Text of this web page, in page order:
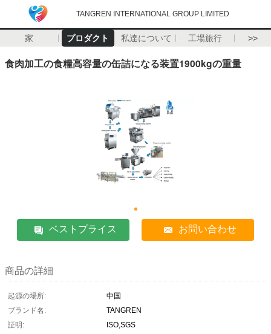
TANGREN INTERNATIONAL GROUP LIMITED
家 プロダクト 私達について 工場旅行 >>
食肉加工の食糧高容量の缶詰になる装置1900kgの重量
ベストプライス お問い合わせ
商品の詳細
起源の場所:
中国
ブランド名:
TANGREN
証明:
ISO,SGS